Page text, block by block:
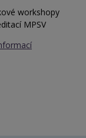
workshopy
MPSV